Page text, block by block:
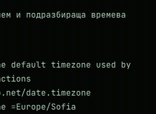
и подразбираща времева
default timezone used by
date.timezone
=Europe/Sofia